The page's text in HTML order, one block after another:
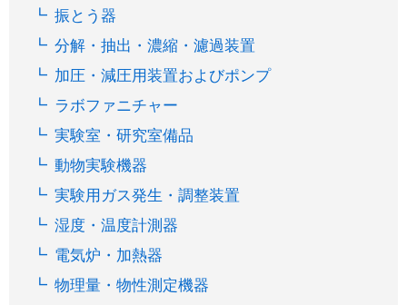
振とう器
分解・抽出・濃縮・濾過装置
加圧・減圧用装置およびポンプ
ラボファニチャー
実験室・研究室備品
動物実験機器
実験用ガス発生・調整装置
湿度・温度計測器
電気炉・加熱器
物理量・物性測定機器